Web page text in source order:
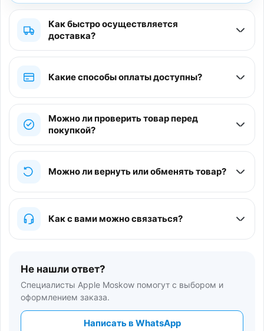
Как быстро осуществляется
доставка?
Какие способы оплаты доступны?
Можно ли проверить товар перед
покупкой?
Можно ли вернуть или обменять товар?
Как с вами можно связаться?
Не нашли ответ?
Специалисты Apple Moskow помогут с выбором и
оформлением заказа.
Написать в WhatsApp